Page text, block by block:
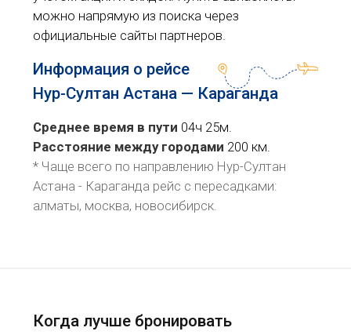
можно напрямую из поиска через
официальные сайты партнеров.
Информация о рейсе
Нур-Султан Астана — Караганда
Среднее время в пути 04ч 25м.
Расстояние между городами 200 км.
* Чаще всего по направлению Нур-Султан
Астана - Караганда рейс с пересадками:
алматы, москва, новосибирск.
Когда лучше бронировать